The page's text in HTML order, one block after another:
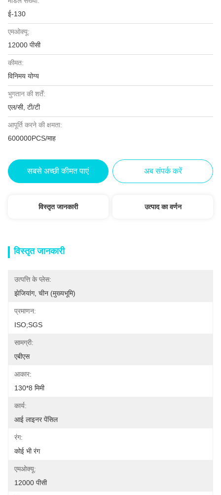
ई-130
एमओक्यू:
12000 पीसी
कीमत:
विनिमय योग्य
भुगतान की शर्तें:
एल/सी, टी/टी
आपूर्ति करने की क्षमता:
600000PCS/माह
सबसे अच्छी कीमत पाएं अब संपर्क करें
विस्तृत जानकारी उत्पाद का वर्णन
विस्तृत जानकारी
उत्पत्ति के प्लेस:
झेजियांग, चीन (मुख्यभूमि)
प्रमाणन:
ISO;SGS
सामग्री:
एबीएस
आकार:
130*8 मिमी
कार्य:
आई लाइनर पेंसिल
रंग:
कोई भी रंग
एमओक्यू:
12000 पीसी